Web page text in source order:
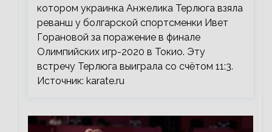
котором украинка Анжелика Терлюга взяла
реванш у болгарской спортсменки Ивет
Горановой за поражение в финале
Олимпийских игр-2020 в Токио. Эту
встречу Терлюга выиграла со счётом 11:3.
Источник: karate.ru